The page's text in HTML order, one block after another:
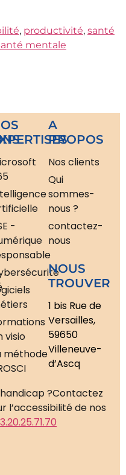
, productivité, santé
mentale
-
visio
méthode
A
PROPOS
Nos clients
Qui
sommes-
nous ?
contactez-
nous
NOUS
TROUVER
1 bis Rue de
Versailles,
59650
Villeneuve-
d’Ascq
?Contactez
l’accessibilité de nos